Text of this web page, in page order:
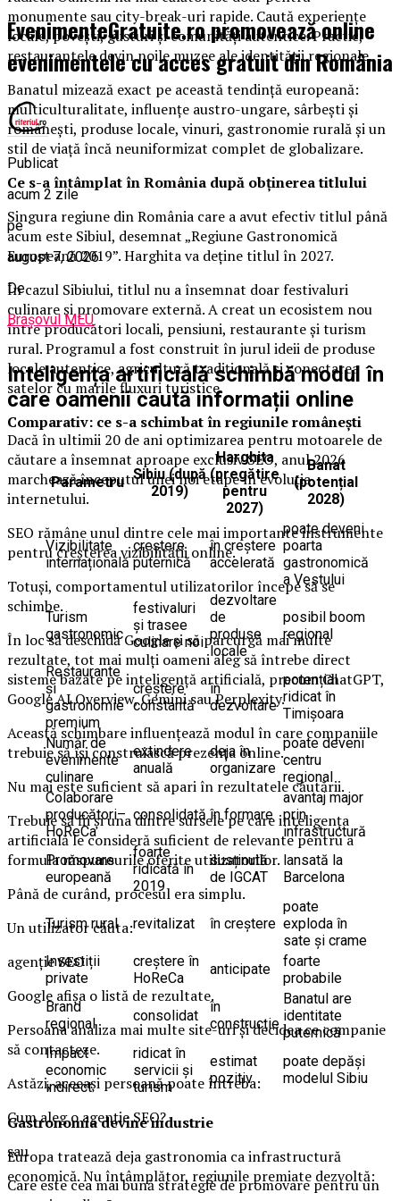
monumente sau city-break-uri rapide. Caută experiențe
locale, povești, gusturi și comunități autentice. Practic,
restaurantele devin noile muzee ale identității regionale.
Banatul mizează exact pe această tendință europeană:
multiculturalitate, influențe austro-ungare, sârbești și
românești, produse locale, vinuri, gastronomie rurală și un
stil de viață încă neuniformizat complet de globalizare.
Ce s-a întâmplat în România după obținerea titlului
Singura regiune din România care a avut efectiv titlul până
acum este Sibiul, desemnat „Regiune Gastronomică
Europeană 2019”. Harghita va deține titlul în 2027.
În cazul Sibiului, titlul nu a însemnat doar festivaluri
culinare și promovare externă. A creat un ecosistem nou
între producători locali, pensiuni, restaurante și turism
rural. Programul a fost construit în jurul ideii de produse
locale autentice, agricultură tradițională și conectarea
satelor cu marile fluxuri turistice.
Comparativ: ce s-a schimbat în regiunile românești
Parametru Sibiu (după
2019)
Harghita
(pregătire
pentru
2027)
Banat
(potențial
2028)
Vizibilitate
internațională
creștere
puternică
în creștere
accelerată
poate deveni
poarta
gastronomică
a Vestului
Turism
gastronomic
festivaluri
și trasee
culinare noi
dezvoltare
de
produse
locale
posibil boom
regional
Restaurante
și
gastronomie
premium
creștere
constantă
în
dezvoltare
potențial
ridicat în
Timișoara
Număr de
evenimente
culinare
extindere
anuală
deja în
organizare
poate deveni
centru
regional
Colaborare
producători–
HoReCa
consolidată în formare
avantaj major
prin
infrastructură
Promovare
europeană
foarte
ridicată în
2019
susținută
de IGCAT
lansată la
Barcelona
Turism rural revitalizat în creștere
poate
exploda în
sate și crame
Investiții
private
creștere în
HoReCa
anticipate
foarte
probabile
Brand
regional
consolidat
în
construcție
Banatul are
identitate
puternică
Impact
economic
indirect
ridicat în
servicii și
turism
estimat
pozitiv
poate depăși
modelul Sibiu
Gastronomia devine industrie
Europa tratează deja gastronomia ca infrastructură
economică. Nu întâmplător, regiunile premiate dezvoltă:
EvenimenteGratuite.ro promovează online
evenimentele cu acces gratuit din România
Publicat
acum 2 zile
pe
august 7, 2026
De
Brașovul MEU
Inteligența artificială schimbă modul în
care oamenii caută informații online
Dacă în ultimii 20 de ani optimizarea pentru motoarele de
căutare a însemnat aproape exclusiv SEO, anul 2026
marchează începutul unei noi etape în evoluția
internetului.
SEO rămâne unul dintre cele mai importante instrumente
pentru creșterea vizibilității online.
Totuși, comportamentul utilizatorilor începe să se
schimbe.
În loc să deschidă Google și să parcurgă mai multe
rezultate, tot mai mulți oameni aleg să întrebe direct
sisteme bazate pe inteligență artificială, precum ChatGPT,
Google AI Overview, Gemini sau Perplexity.
Această schimbare influențează modul în care companiile
trebuie să își construiască prezența online.
Nu mai este suficient să apari în rezultatele căutării.
Trebuie să fii și una dintre sursele pe care inteligența
artificială le consideră suficient de relevante pentru a
formula răspunsurile oferite utilizatorilor.
Până de curând, procesul era simplu.
Un utilizator căuta:
agenție SEO
Google afișa o listă de rezultate.
Persoana analiza mai multe site-uri și decidea ce companie
să contacteze.
Astăzi, aceeași persoană poate întreba:
Cum aleg o agenție SEO?
sau
Care este cea mai bună strategie de promovare pentru un